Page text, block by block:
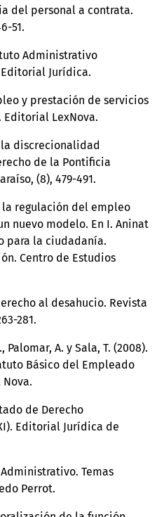
del personal a contrata.
51.
Administrativo
Jurídica.
y prestación de servicios
LexNova.
la discrecionalidad
de la Pontificia
(8), 479-491.
la regulación del empleo
nuevo modelo. En I. Aninat
para la ciudadanía.
Centro de Estudios
al desahucio. Revista
281.
Palomar, A. y Sala, T. (2008).
Básico del Empleado
de Derecho
Editorial Jurídica de
Administrativo. Temas
Perrot.